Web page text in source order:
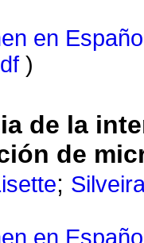
en
)
de la
de
;
en